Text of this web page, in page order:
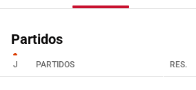
Partidos
J PARTIDOS RES.